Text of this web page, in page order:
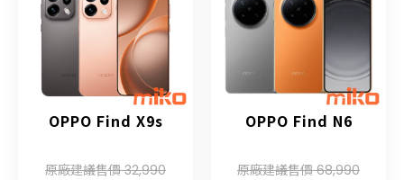
OPPO Find X9s
原廠建議售價 32,990
OPPO Find N6
原廠建議售價 68,990